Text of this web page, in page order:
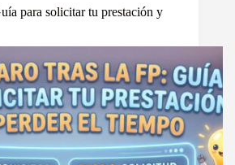
para solicitar tu prestación y